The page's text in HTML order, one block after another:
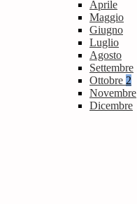
Aprile
Maggio
Giugno
Luglio
Agosto
Settembre
Ottobre 2
Novembre
Dicembre